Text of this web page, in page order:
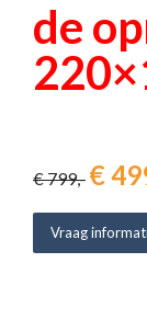
de
€ 799,- €
Vraag